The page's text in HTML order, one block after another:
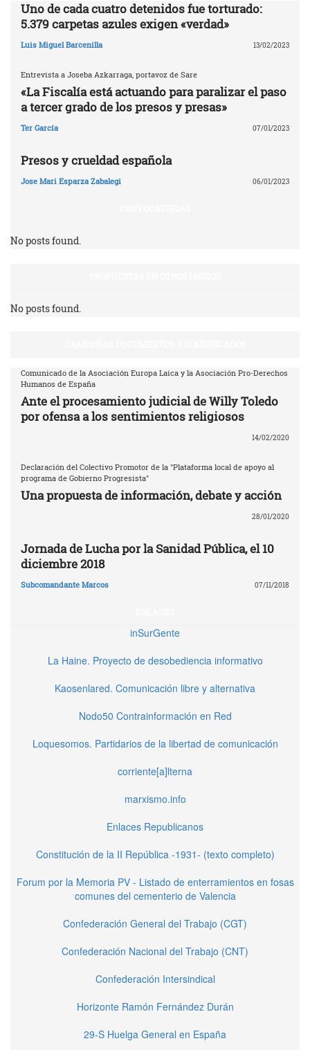
Uno de cada cuatro detenidos fue torturado:
5.379 carpetas azules exigen «verdad»
Luis Miguel Barcenilla 13/02/2023
Entrevista a Joseba Azkarraga, portavoz de Sare
«La Fiscalía está actuando para paralizar el paso
a tercer grado de los presos y presas»
Ter García 07/01/2023
Presos y crueldad española
Jose Mari Esparza Zabalegi 06/01/2023
No posts found.
No posts found.
Comunicado de la Asociación Europa Laica y la Asociación Pro-Derechos
Humanos de España
Ante el procesamiento judicial de Willy Toledo
por ofensa a los sentimientos religiosos
14/02/2020
Declaración del Colectivo Promotor de la "Plataforma local de apoyo al
programa de Gobierno Progresista"
Una propuesta de información, debate y acción
28/01/2020
Jornada de Lucha por la Sanidad Pública, el 10
diciembre 2018
Subcomandante Marcos 07/11/2018
inSurGente
La Haine. Proyecto de desobediencia informativo
Kaosenlared. Comunicación libre y alternativa
Nodo50 Contrainformación en Red
Loquesomos. Partidarios de la libertad de comunicación
corriente[a]lterna
marxismo.info
Enlaces Republicanos
Constitución de la II República -1931- (texto completo)
Forum por la Memoria PV - Listado de enterramientos en fosas
comunes del cementerio de Valencia
Confederación General del Trabajo (CGT)
Confederación Nacional del Trabajo (CNT)
Confederación Intersindical
Horizonte Ramón Fernández Durán
29-S Huelga General en España